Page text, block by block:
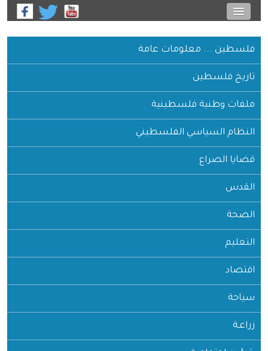
فلسطين ... معلومات عامة
تاريخ فلسطين
ملفات وطنية فلسطينية
النظام السياسي الفلسطيني
قضايا الصراع
القدس
الصحة
التعليم
اقتصاد
سياحة
زراعـة